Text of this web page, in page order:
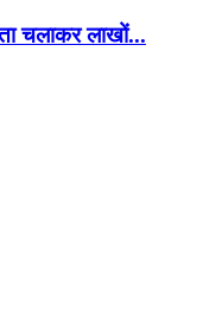
चलाकर लाखों...